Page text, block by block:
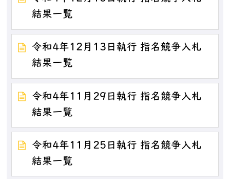
結果一覧
令和4年12月13日執行 指名競争入札
結果一覧
令和4年11月29日執行 指名競争入札
結果一覧
令和4年11月25日執行 指名競争入札
結果一覧